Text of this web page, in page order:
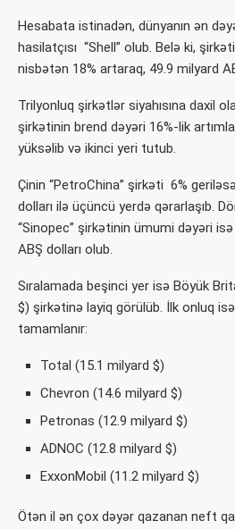
Hesabata istinadən, dünyanın ən
hasilatçısı “Shell” olub. Belə ki,
nisbətən 18% artaraq, 49.9 milyard
Trilyonluq şirkətlər siyahısına daxil
şirkətinin brend dəyəri 16%-lik
yüksəlib və ikinci yeri tutub.
Çinin “PetroChina” şirkəti 6%
dolları ilə üçüncü yerdə qərarlaşıb.
“Sinopec” şirkətinin ümumi dəyəri
ABŞ dolları olub.
Sıralamada beşinci yer isə Böyük
$) şirkətinə layiq görülüb. İlk onluq isə
tamamlanır:
Total (15.1 milyard $)
Chevron (14.6 milyard $)
Petronas (12.9 milyard $)
ADNOC (12.8 milyard $)
ExxonMobil (11.2 milyard $)
Ötən il ən çox dəyər qazanan neft